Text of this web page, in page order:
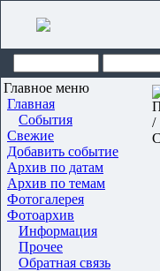
Главное меню
Главная
События
Свежие
Добавить событие
Архив по датам
Архив по темам
Фотогалерея
Фотоархив
Информация
Прочее
Обратная связь